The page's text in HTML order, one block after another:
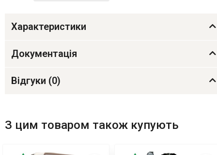
Характеристики
Документація
Відгуки (0)
З цим товаром також купують